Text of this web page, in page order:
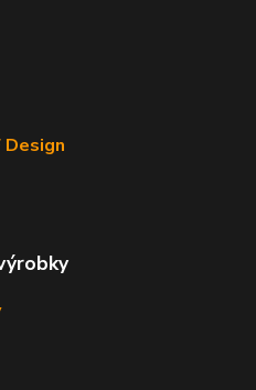
Design